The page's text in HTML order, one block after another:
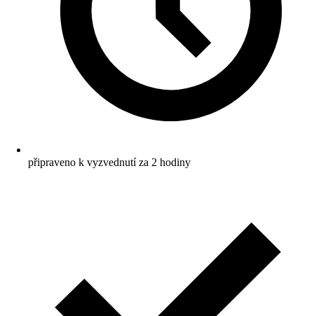
připraveno k vyzvednutí za 2 hodiny